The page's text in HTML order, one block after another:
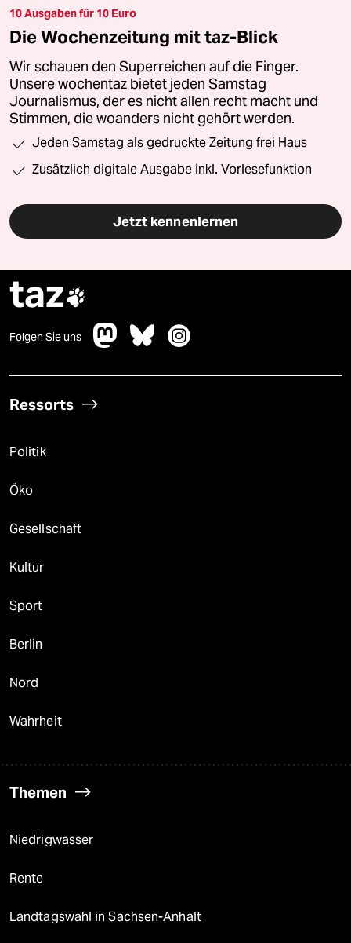
10 Ausgaben für 10 Euro
Die Wochenzeitung mit taz-Blick
Wir schauen den Superreichen auf die Finger.
Unsere wochentaz bietet jeden Samstag
Journalismus, der es nicht allen recht macht und
Stimmen, die woanders nicht gehört werden.
Jeden Samstag als gedruckte Zeitung frei Haus
Zusätzlich digitale Ausgabe inkl. Vorlesefunktion
Jetzt kennenlernen
taz
Folgen Sie uns
Ressorts
Politik
Öko
Gesellschaft
Kultur
Sport
Berlin
Nord
Wahrheit
Themen
Niedrigwasser
Rente
Landtagswahl in Sachsen-Anhalt